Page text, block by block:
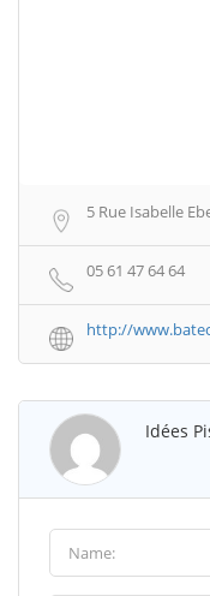
5 Rue Isabelle
05 61 47 64 64
http://
Idées